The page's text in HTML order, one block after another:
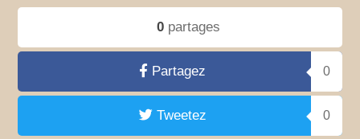
0partages
Partagez 0
Tweetez 0